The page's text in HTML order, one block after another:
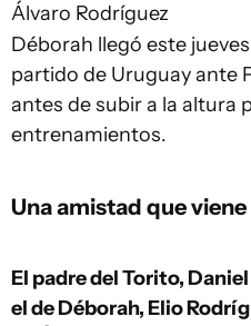
Álvaro Rodríguez
Déborah llegó este
partido de Uruguay ante
antes de subir a la altura
entrenamientos.
Una amistad que
El padre del Torito,
el de Déborah, Elio